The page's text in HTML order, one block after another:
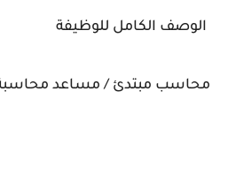
الوصف الكامل للوظيفة
محاسب مبتدئ / مساعد